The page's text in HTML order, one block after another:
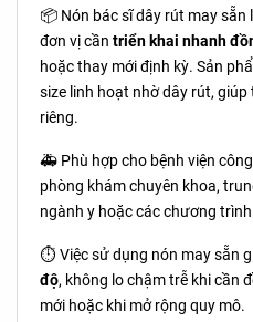
📦 Nón bác sĩ dây rút may
đơn vị cần triển khai nhanh
hoặc thay mới định kỳ. Sản
size linh hoạt nhờ dây rút,
riêng.
🚑 Phù hợp cho bệnh viện
phòng khám chuyên khoa,
ngành y hoặc các chương
⏱️ Việc sử dụng nón may sẵn
độ, không lo chậm trễ khi cần
mới hoặc khi mở rộng quy mô.